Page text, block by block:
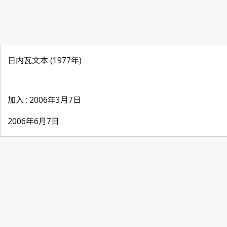
日内瓦文本 (1977年)
加入 : 2006年3月7日
2006年6月7日